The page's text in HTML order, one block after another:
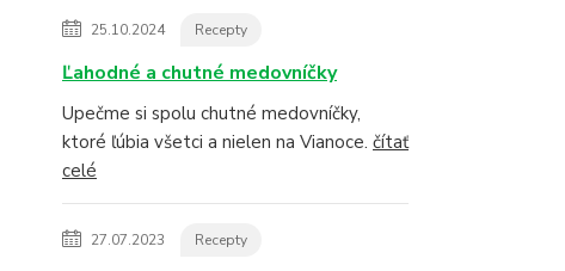
25.10.2024 Recepty
Ľahodné a chutné medovníčky
Upečme si spolu chutné medovníčky,
ktoré ľúbia všetci a nielen na Vianoce. čítať
celé
27.07.2023 Recepty